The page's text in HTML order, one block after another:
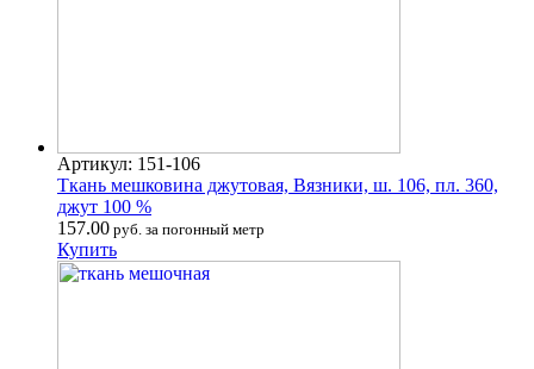
Артикул: 151-106
Ткань мешковина джутовая, Вязники, ш. 106, пл. 360,
джут 100 %
157.00 руб. за погонный метр
Купить